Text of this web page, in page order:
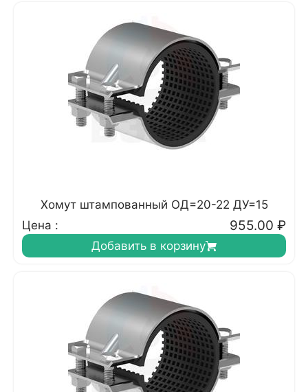
Хомут штампованный ОД=20-22 ДУ=15
Цена :
955.00 ₽
Добавить в корзину